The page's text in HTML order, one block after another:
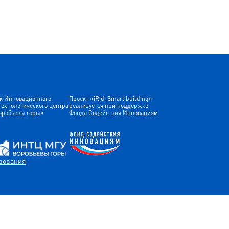
Инновационного
центра
горы»
Проект «iRidi Smart building»
реализуется при поддержке
Фонда Содействия Инновациям